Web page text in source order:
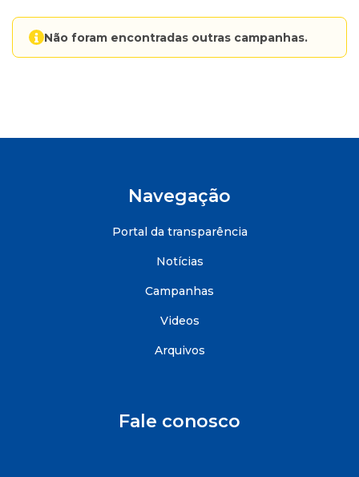
Não foram encontradas outras campanhas.
Navegação
Portal da transparência
Notícias
Campanhas
Videos
Arquivos
Fale conosco